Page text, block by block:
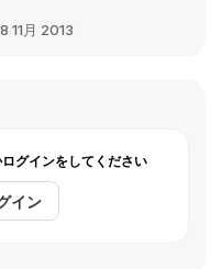
11月 2013
グインをしてください
イン